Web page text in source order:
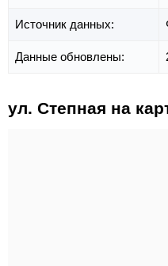
Источник данных:
Данные обновлены:
ул. Степная на